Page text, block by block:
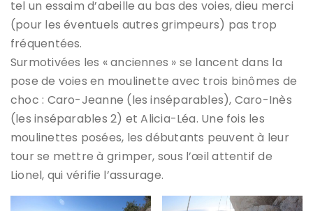
tel un essaim d’abeille au bas des voies, dieu merci
(pour les éventuels autres grimpeurs) pas trop
fréquentées.
Surmotivées les « anciennes » se lancent dans la
pose de voies en moulinette avec trois binômes de
choc : Caro-Jeanne (les inséparables), Caro-Inès
(les inséparables 2) et Alicia-Léa. Une fois les
moulinettes posées, les débutants peuvent à leur
tour se mettre à grimper, sous l’œil attentif de
Lionel, qui vérifie l’assurage.